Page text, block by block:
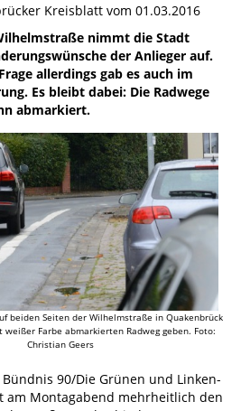
Kreisblatt vom 01.03.2016
nimmt die Stadt
der Anlieger auf.
allerdings gab es auch im
Es bleibt dabei: Die Radwege
abmarkiert.
beiden Seiten der Wilhelmstraße in Quakenbrück
Farbe abmarkierten Radweg geben. Foto:
Christian Geers
90/Die Grünen und Linken-
am Montagabend mehrheitlich den